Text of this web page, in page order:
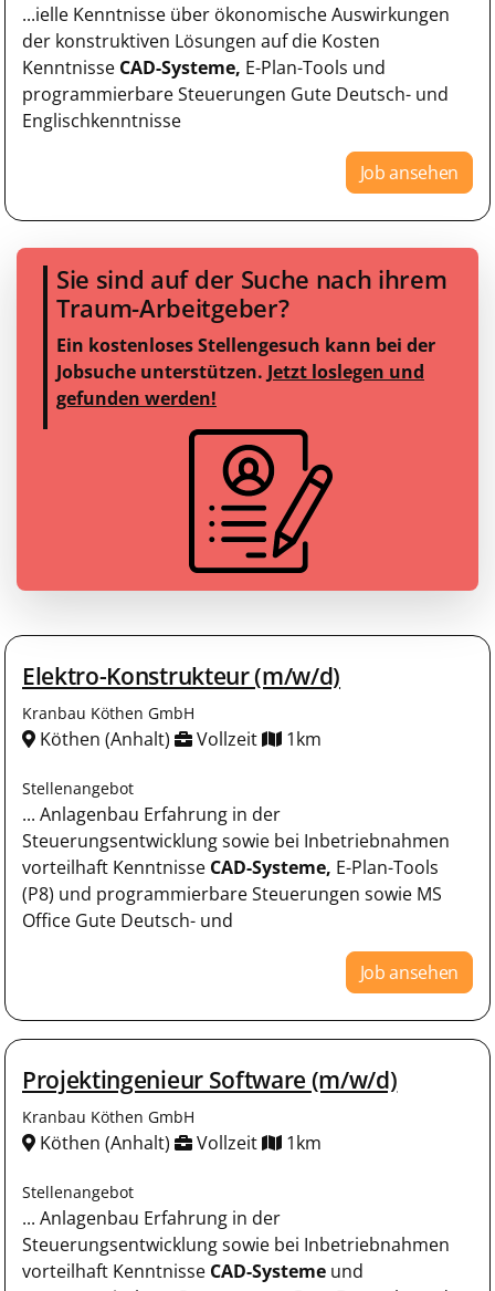
...ielle Kenntnisse über ökonomische Auswirkungen
der konstruktiven Lösungen auf die Kosten
Kenntnisse CAD-Systeme, E-Plan-Tools und
programmierbare Steuerungen Gute Deutsch- und
Englischkenntnisse
Job ansehen
Sie sind auf der Suche nach ihrem
Traum-Arbeitgeber?
Ein kostenloses Stellengesuch kann bei der
Jobsuche unterstützen. Jetzt loslegen und
gefunden werden!
Elektro-Konstrukteur (m/w/d)
Kranbau Köthen GmbH
Köthen (Anhalt) Vollzeit 1km
Stellenangebot
... Anlagenbau Erfahrung in der
Steuerungsentwicklung sowie bei Inbetriebnahmen
vorteilhaft Kenntnisse CAD-Systeme, E-Plan-Tools
(P8) und programmierbare Steuerungen sowie MS
Office Gute Deutsch- und
Job ansehen
Projektingenieur Software (m/w/d)
Kranbau Köthen GmbH
Köthen (Anhalt) Vollzeit 1km
Stellenangebot
... Anlagenbau Erfahrung in der
Steuerungsentwicklung sowie bei Inbetriebnahmen
vorteilhaft Kenntnisse CAD-Systeme und